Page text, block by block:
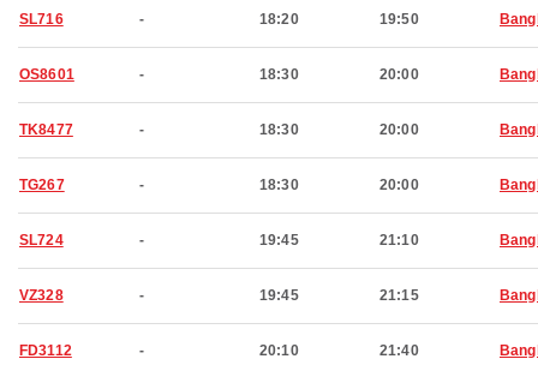
SL716 - 18:20 19:50
OS8601 - 18:30 20:00
TK8477 - 18:30 20:00
TG267 - 18:30 20:00
SL724 - 19:45 21:10
VZ328 - 19:45 21:15
FD3112 - 20:10 21:40